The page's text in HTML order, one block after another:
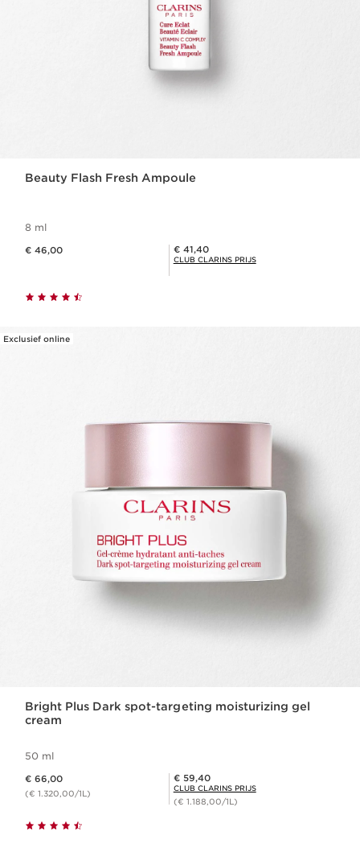
Beauty Flash Fresh Ampoule
8 ml
€ 46,00 Club Clarins Prijs € 41,40
€ 41,40
CLUB CLARINS PRIJS
Exclusief online
Bright Plus Dark spot-targeting moisturizing gel
cream
50 ml
€ 66,00
(€ 1.320,00/1L)
Club Clarins Prijs € 59,40
€ 59,40
CLUB CLARINS PRIJS
(€ 1.188,00/1L)